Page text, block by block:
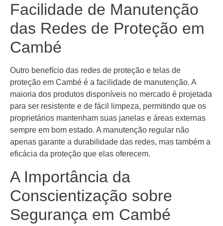
Facilidade de Manutenção
das Redes de Proteção em
Cambé
Outro benefício das redes de proteção e telas de
proteção em Cambé é a facilidade de manutenção. A
maioria dos produtos disponíveis no mercado é projetada
para ser resistente e de fácil limpeza, permitindo que os
proprietários mantenham suas janelas e áreas externas
sempre em bom estado. A manutenção regular não
apenas garante a durabilidade das redes, mas também a
eficácia da proteção que elas oferecem.
A Importância da
Conscientização sobre
Segurança em Cambé